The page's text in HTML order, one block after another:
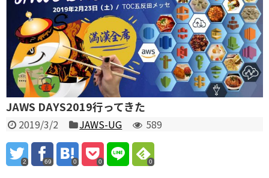
JAWS DAYS2019行ってきた
2019/3/2 JAWS-UG 589
2 69 0 0 0